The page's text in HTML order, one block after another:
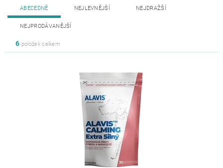
ABECEDNĚ NEJLEVNĚJŠÍ NEJDRAŽŠÍ
NEJPRODÁVANĚJŠÍ
6 položek celkem